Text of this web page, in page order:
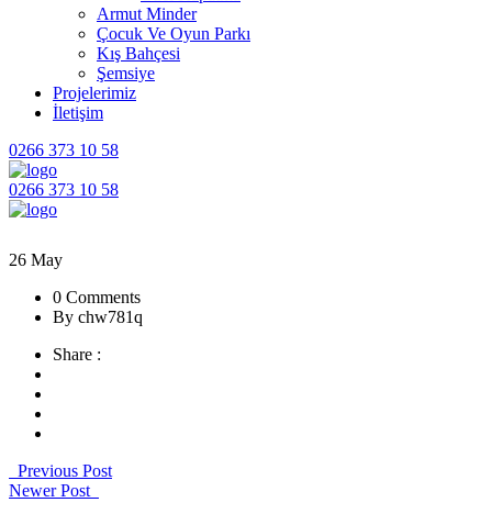
Armut Minder
Çocuk Ve Oyun Parkı
Kış Bahçesi
Şemsiye
Projelerimiz
İletişim
0266 373 10 58
0266 373 10 58
26 May
0 Comments
By chw781q
Share :
Previous Post
Newer Post